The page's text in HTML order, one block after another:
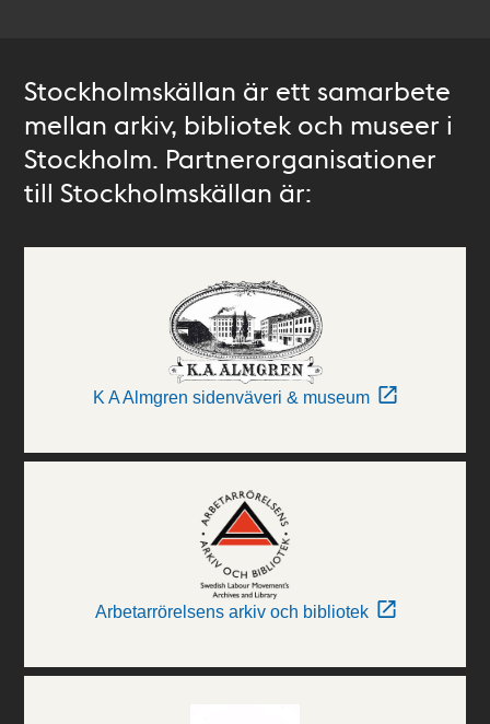
Stockholmskällan är ett samarbete
mellan arkiv, bibliotek och museer i
Stockholm. Partnerorganisationer
till Stockholmskällan är:
K A Almgren sidenväveri & museum
Arbetarrörelsens arkiv och bibliotek